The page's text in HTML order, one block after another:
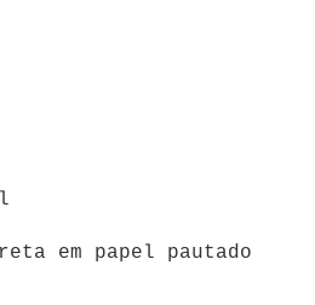
em papel pautado